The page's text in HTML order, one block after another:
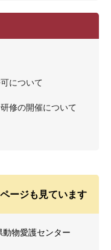
について
修の開催について
ージも見ています
物愛護センター